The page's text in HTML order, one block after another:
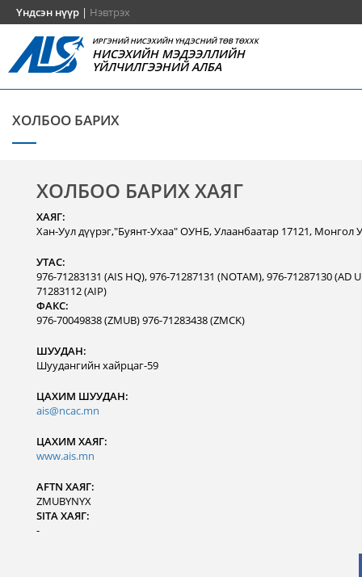
Үндсэн нүүр | Нэвтрэх
ИРГЭНИЙ НИСЭХИЙН ҮНДЭСНИЙ ТӨВ ТӨХХК
НИСЭХИЙН МЭДЭЭЛЛИЙН
ҮЙЛЧИЛГЭЭНИЙ АЛБА
ХОЛБОО БАРИХ
ХОЛБОО БАРИХ ХАЯГ
ХАЯГ:
Хан-Уул дүүрэг,"Буянт-Ухаа" ОУНБ, Улаанбаатар 17121, Монгол
УТАС:
976-71283131 (AIS HQ), 976-71287131 (NOTAM), 976-71287130 (AD
71283112 (AIP)
ФАКС:
976-70049838 (ZMUB) 976-71283438 (ZMCK)
ШУУДАН:
Шуудангийн хайрцаг-59
ЦАХИМ ШУУДАН:
ais@ncac.mn
ЦАХИМ ХАЯГ:
www.ais.mn
AFTN ХАЯГ:
ZMUBYNYX
SITA ХАЯГ:
-